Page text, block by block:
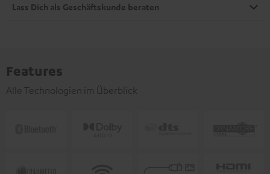
Lass Dich als Geschäftskunde beraten
Features
Alle Technologien im Überblick